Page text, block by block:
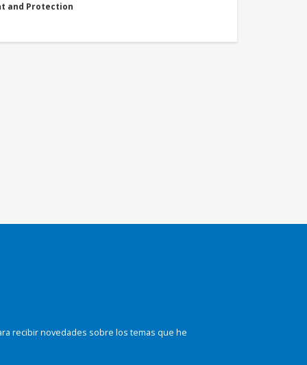
and Protection
recibir novedades sobre los temas que he